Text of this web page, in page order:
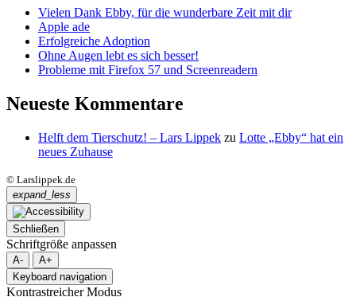
Vielen Dank Ebby, für die wunderbare Zeit mit dir
Apple ade
Erfolgreiche Adoption
Ohne Augen lebt es sich besser!
Probleme mit Firefox 57 und Screenreadern
Neueste Kommentare
Helft dem Tierschutz! – Lars Lippek zu Lotte „Ebby“ hat ein
neues Zuhause
© Larslippek.de
expand_less
Schließen
Schriftgröße anpassen
A-
A+
Keyboard navigation
Kontrastreicher Modus